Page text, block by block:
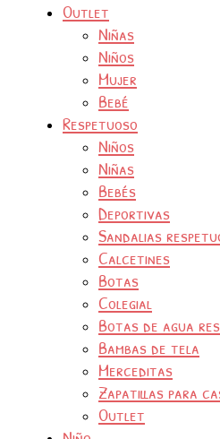
Outlet
Niñas
Niños
Mujer
Bebé
Respetuoso
Niños
Niñas
Bebés
Deportivas
Sandalias
Calcetines
Botas
Colegial
Botas de agua
Bambas de tela
Merceditas
Zapatillas para
Outlet